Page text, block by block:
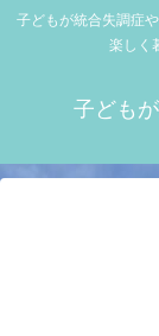
子どもが統合失調症
楽しく
子ども